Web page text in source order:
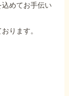
めてお手伝い
ります。